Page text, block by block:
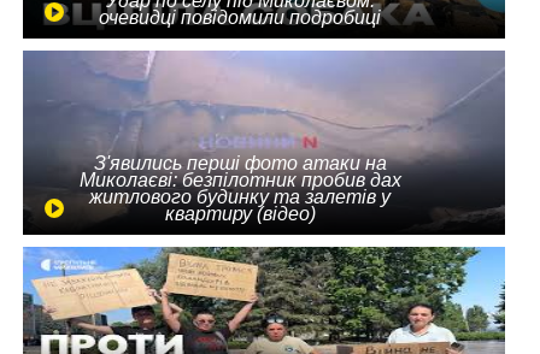
очевидці повідомили подробиці
З'явились перші фото атаки на
Миколаєві: безпілотник пробив дах
житлового будинку та залетів у
квартиру (відео)